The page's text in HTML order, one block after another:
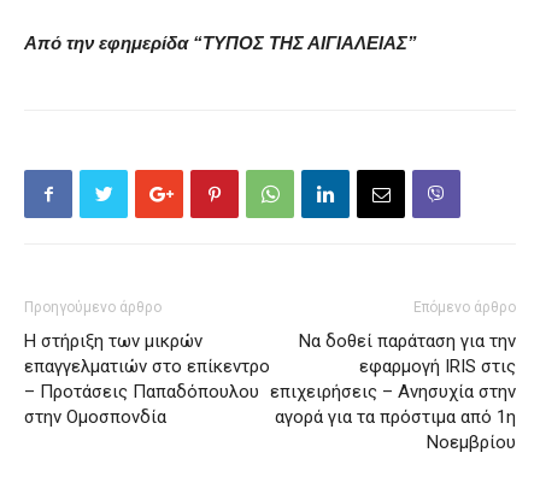
Από την εφημερίδα “ΤΥΠΟΣ ΤΗΣ ΑΙΓΙΑΛΕΙΑΣ”
Προηγούμενο άρθρο
Η στήριξη των μικρών
επαγγελματιών στο επίκεντρο
– Προτάσεις Παπαδόπουλου
στην Ομοσπονδία
Επόμενο άρθρο
Να δοθεί παράταση για την
εφαρμογή IRIS στις
επιχειρήσεις – Ανησυχία στην
αγορά για τα πρόστιμα από 1η
Νοεμβρίου